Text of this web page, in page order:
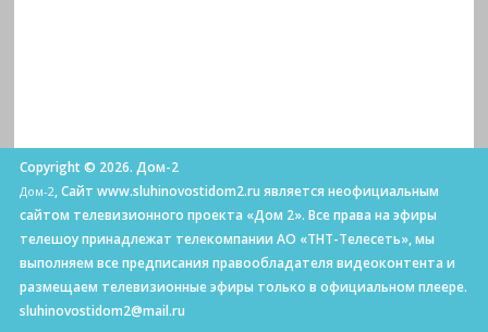
Copyright © 2026. Дом-2
Дом-2, Сайт www.sluhinovostidom2.ru является неофициальным
сайтом телевизионного проекта «Дом 2». Все права на эфиры
телешоу принадлежат телекомпании АО «ТНТ-Телесеть», мы
выполняем все предписания правообладателя видеоконтента и
размещаем телевизионные эфиры только в официальном плеере.
sluhinovostidom2@mail.ru